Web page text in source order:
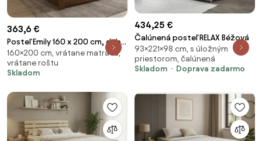
363,6 €
Posteľ Emily 160 x 200 cm, dub
Rošt: S latkovým roštom,
Matrac: Matrac SOMMERA 18
cm
160×200 cm, vrátane matraca,
vrátane roštu
Skladom
434,25 €
Čalúnená posteľ RELAX Béžová
93×221×98 cm, s úložným
priestorom, čalúnená
Skladom
Doprava zadarmo